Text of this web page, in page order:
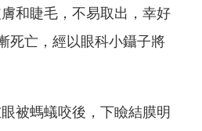
和睫毛，不易取出，幸好
死亡，經以眼科小鑷子將
被螞蟻咬後，下瞼結膜明